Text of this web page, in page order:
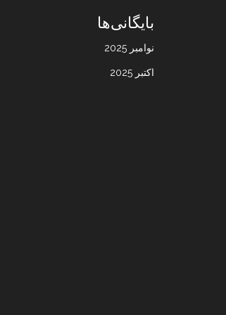
بایگانی‌ها
نوامبر 2025
اکتبر 2025